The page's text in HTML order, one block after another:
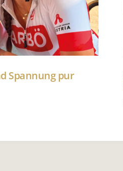
Spannung pur